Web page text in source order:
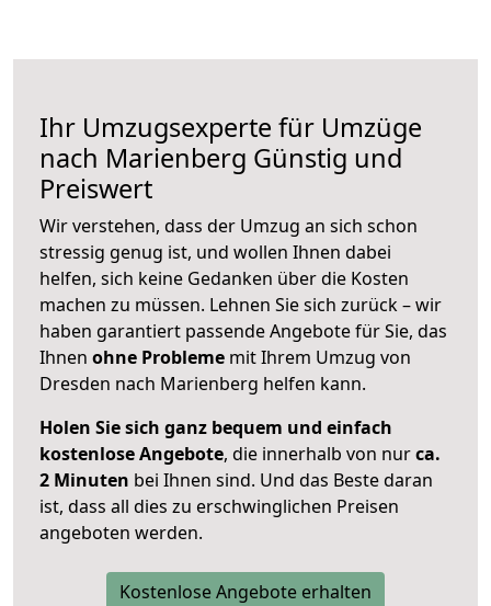
Ihr Umzugsexperte für Umzüge
nach Marienberg Günstig und
Preiswert
Wir verstehen, dass der Umzug an sich schon
stressig genug ist, und wollen Ihnen dabei
helfen, sich keine Gedanken über die Kosten
machen zu müssen. Lehnen Sie sich zurück – wir
haben garantiert passende Angebote für Sie, das
Ihnen ohne Probleme mit Ihrem Umzug von
Dresden nach Marienberg helfen kann.
Holen Sie sich ganz bequem und einfach
kostenlose Angebote, die innerhalb von nurca.
2 Minuten bei Ihnen sind. Und das Beste daran
ist, dass all dies zu erschwinglichen Preisen
angeboten werden.
Kostenlose Angebote erhalten